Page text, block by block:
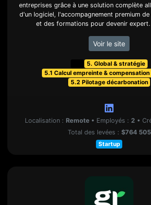
entreprises grâce à une solution complète
d'un logiciel, l'accompagnement premium de
et des formations pour devenir expert.
Voir le site
5. Global & stratégie
5.1 Calcul empreinte &
5.2 Pilotage décarbonation
Localisation : Remote • Employés : 2 •
Total des levées : $764 505
Startup